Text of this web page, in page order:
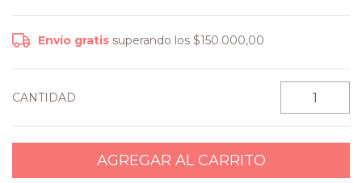
Envío gratis superando los$150.000,00
CANTIDAD